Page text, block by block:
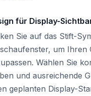
für Display-
Sie auf das Stift-
um Ihren
Wählen Sie
und ausreichende
geplanten Display-